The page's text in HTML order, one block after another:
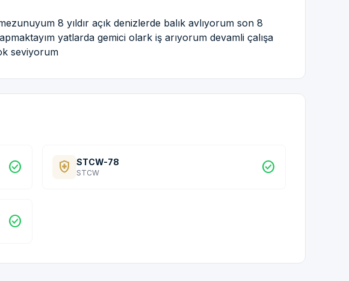
8 yıldır açık denizlerde balık avlıyorum son 8
yatlarda gemici olark iş arıyorum devamli çalışa
seviyorum
check_circle health_and_safety STCW-78
STCW check_circle
check_circle